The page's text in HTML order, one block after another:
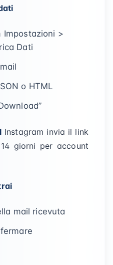
Impostazioni >
Dati
o HTML
Instagram invia il link
giorni per account
mail ricevuta